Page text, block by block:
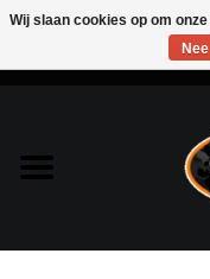
Bags & Packs
Bescherming
Wij slaan cookies op om
Nee